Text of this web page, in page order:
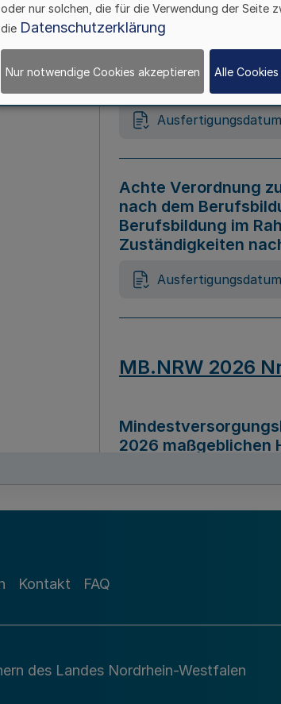
Ausfertigungsdatum
Gesetz zur
Ausfertigungsdatum
Achte Verordnung
nach dem
Berufsbildung im
Zuständigkeiten
Ausfertigungsdatum
MB.NRW 2026
2026 maßgeblichen
Richtlinie zur
Kontakt FAQ
des Landes Nordrhein-Westfalen
oder nur solchen, die für die Verwendung der Seite
die Datenschutzerklärung
Nur notwendige Cookies akzeptieren Alle